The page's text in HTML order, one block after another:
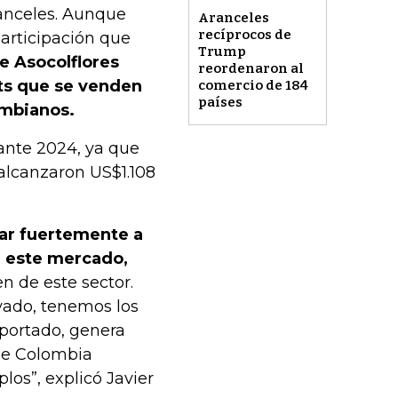
Aranceles
recíprocos de
Trump
reordenaron al
comercio de 184
países
Aunque
que
Asocolflores
que se venden
2024, ya que
US$1.108
fuertemente a
este mercado,
de este sector.
tenemos los
genera
Colombia
explicó Javier